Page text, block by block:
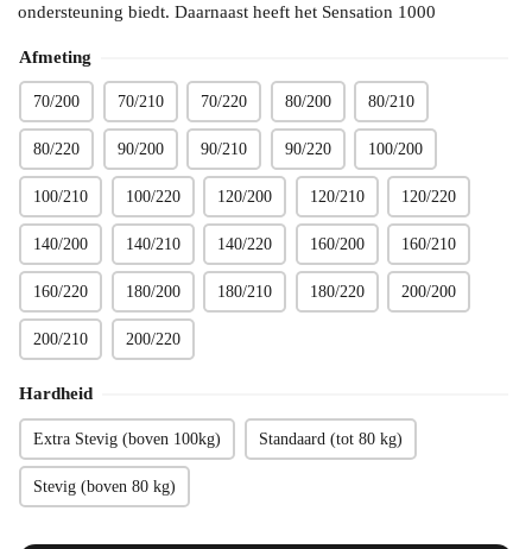
ondersteuning biedt. Daarnaast heeft het Sensation 1000
Afmeting
70/200 70/210 70/220 80/200 80/210
80/220 90/200 90/210 90/220 100/200
100/210 100/220 120/200 120/210 120/220
140/200 140/210 140/220 160/200 160/210
160/220 180/200 180/210 180/220 200/200
200/210 200/220
Hardheid
Extra Stevig (boven 100kg) Standaard (tot 80 kg)
Stevig (boven 80 kg)